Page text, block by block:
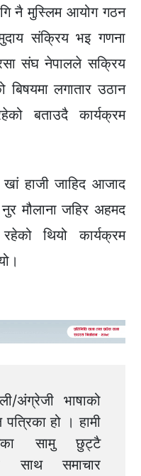
नै मुस्लिम आयोग गठन
संक्रिय भइ गणना
संघ नेपालले सक्रिय
लगातार उठान
बताउदै कार्यक्रम
खां हाजी जाहिद आजाद
मौलाना जहिर अहमद
थियो कार्यक्रम
अंग्रेजी भाषाको
हो । हामी
सामु छुट्टै
साथ समाचार